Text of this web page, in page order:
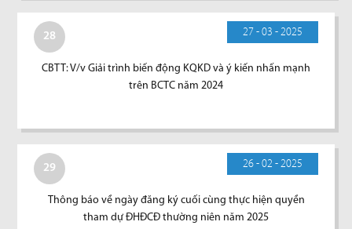
28 27 - 03 - 2025
CBTT: V/v Giải trình biến động KQKD và ý kiến nhấn mạnh
trên BCTC năm 2024
29 26 - 02 - 2025
Thông báo về ngày đăng ký cuối cùng thực hiện quyền
tham dự ĐHĐCĐ thường niên năm 2025